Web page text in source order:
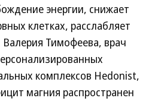
энергии, снижает
клетках, расслабляет
Тимофеева, врач
комплексов Hedonist,
магния распространен